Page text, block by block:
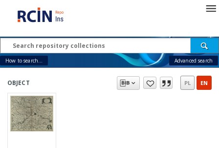
How to search... Advanced search
OBJECT PL EN